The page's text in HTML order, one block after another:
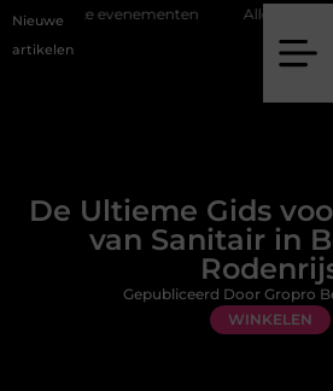
Nieuwe
artikelen
Alles over flexibele inzet
De Ultieme Gids
van Sanitair in
WINKELEN
Gepubliceerd Door Gropro